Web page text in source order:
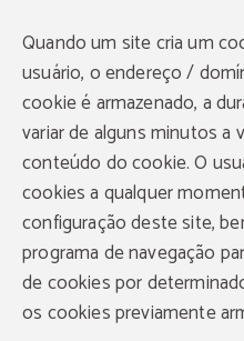
Quando um site cria um
usuário, o endereço /
cookie é armazenado, a
variar de alguns minutos a
conteúdo do cookie. O
cookies a qualquer
configuração deste site,
programa de navegação
de cookies por
os cookies previamente